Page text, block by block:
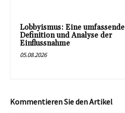
Lobbyismus: Eine umfassende
Definition und Analyse der
Einflussnahme
05.08.2026
Kommentieren Sie den Artikel